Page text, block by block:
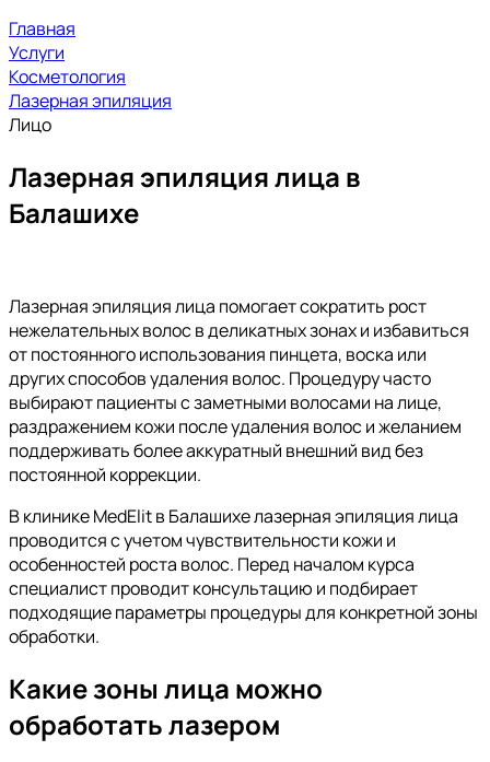
Главная
Услуги
Косметология
Лазерная эпиляция
Лицо
Лазерная эпиляция лица в
Балашихе
Лазерная эпиляция лица помогает сократить рост
нежелательных волос в деликатных зонах и избавиться
от постоянного использования пинцета, воска или
других способов удаления волос. Процедуру часто
выбирают пациенты с заметными волосами на лице,
раздражением кожи после удаления волос и желанием
поддерживать более аккуратный внешний вид без
постоянной коррекции.
В клинике MedElit в Балашихе лазерная эпиляция лица
проводится с учетом чувствительности кожи и
особенностей роста волос. Перед началом курса
специалист проводит консультацию и подбирает
подходящие параметры процедуры для конкретной зоны
обработки.
Какие зоны лица можно
обработать лазером